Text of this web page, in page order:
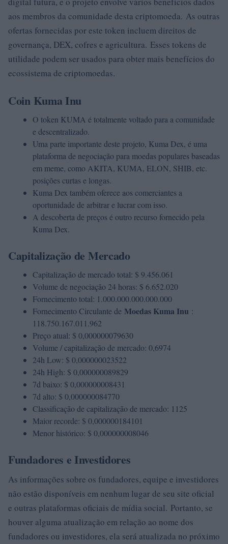
aos membros da comunidade desta criptomoeda. As outras
ofertas fornecidas por este token incluem direitos de
governança, DEX, cofres e agricultura. Esses tokens de
utilidade podem ser usados ​​para obter mais benefícios do
ecossistema de criptomoedas.
Coin Kuma Inu
O token KUMA é totalmente voltado para a comunidade
e descentralizado.
Uma parte importante deste projeto, Kuma Dex, é uma
plataforma de negociação para moedas populares baseadas
em meme, como AKITA, KUMA, ELON, SHIB, etc.
posições curtas e longas.
Kuma Dex também oferece aos comerciantes a
oportunidade de arbitrar e lucrar com isso.
A descoberta de preços é outro recurso fornecido pela
Kuma Dex.
Capitalização de Mercado
Capitalização de mercado total: $ 9.456.061
Volume de negociação 24 horas: $ 6.652.020
Fornecimento total: 1.000.000.000.000.000
Fornecimento Circulante de Moedas Kuma Inu :
118.750.167.011.962
Preço atual: $ 0,000000079630
Volume / capitalização de mercado: 0,6974
24h Low: $ 0,000000023522
24h High: $ 0,000000089829
7d baixo: $ 0,000000008431
7d alto: $ 0,000000084770
Classificação de capitalização de mercado: 1125
Maior recorde: $ 0,000000184101
Menor histórico: $ 0,000000008046
Fundadores e Investidores
As informações sobre os fundadores, equipe e investidores
não estão disponíveis em nenhum lugar de seu site oficial
e outras plataformas oficiais de mídia social. Portanto, se
houver alguma atualização em relação ao nome dos
fundadores ou investidores, ela será atualizada no próximo